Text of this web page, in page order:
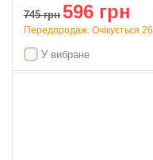
745грн 596 грн
У вибране